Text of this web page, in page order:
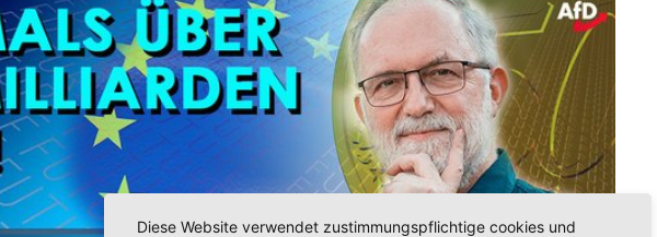
Diese Website verwendet zustimmungspflichtige cookies und